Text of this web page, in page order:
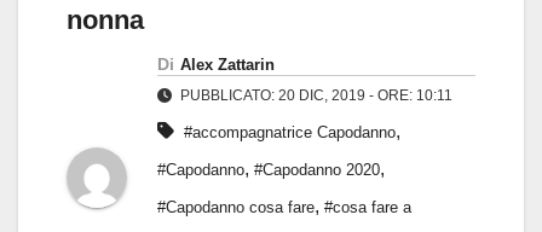
nonna
Di Alex Zattarin
PUBBLICATO: 20 DIC, 2019 - ORE: 10:11
#accompagnatrice Capodanno,
#Capodanno, #Capodanno 2020,
#Capodanno cosa fare, #cosa fare a